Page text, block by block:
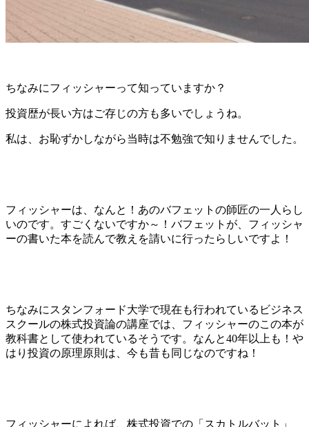
ちなみにフィッシャーって知っていますか？
投資歴が長い方はご存じの方も多いでしょうね。
私は、お恥ずかしながら当時は不勉強で知りませんでした。
フィッシャーは、なんと！あのバフェットの師匠の一人らし
いのです。すごくないですか～！バフェットが、フィッシャ
ーの書いた本を読んで教えを請いに行ったらしいですよ！
ちなみにスタンフォード大学で現在も行われているビジネス
スクールの株式投資論の講座では、フィッシャーのこの本が
教科書として使われているそうです。なんと40年以上も！や
はり投資の原理原則は、今も昔も同じなのですね！
フィッシャーによれば、株式投資での「スカトルバット」